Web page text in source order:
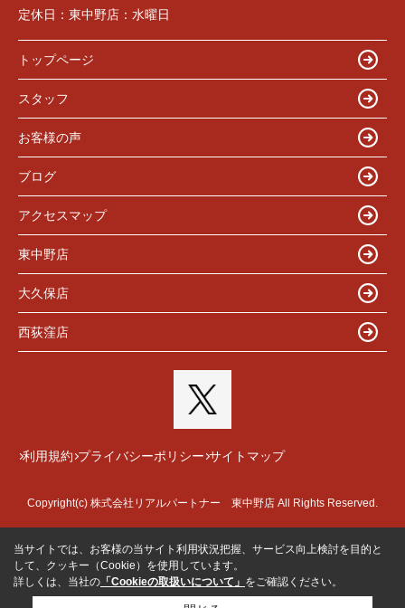
定休日： 東中野店：水曜日
トップページ
スタッフ
お客様の声
ブログ
アクセスマップ
東中野店
大久保店
西荻窪店
利用規約 プライバシーポリシー サイトマップ
Copyright(c) 株式会社リアルパートナー 東中野店 All Rights Reserved.
当サイトでは、お客様の当サイト利用状況把握、サービス向上検討を目的と
して、クッキー（Cookie）を使用しています。
詳しくは、当社の 「Cookieの取扱いについて」 をご確認ください。